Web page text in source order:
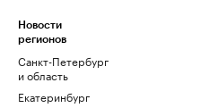
Новости
регионов
Санкт-Петербург
и область
Екатеринбург